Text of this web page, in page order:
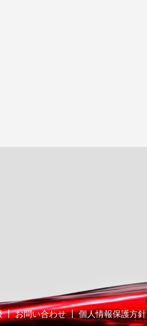
お問い合わせ 個人情報保護方針